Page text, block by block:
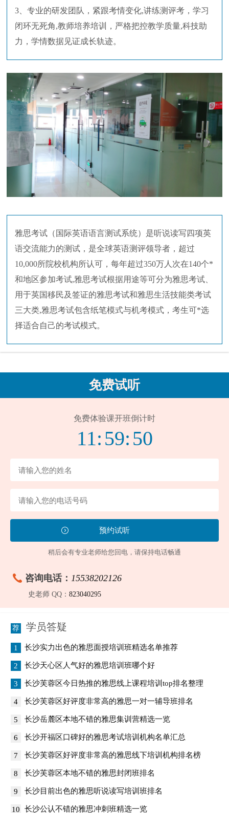
3、专业的研发团队，紧跟考情变化,讲练测评考，学习
闭环无死角,教师培养培训，严格把控教学质量,科技助
力，学情数据见证成长轨迹。
雅思考试（国际英语语言测试系统）是听说读写四项英
语交流能力的测试，是全球英语测评领导者，超过
10,000所院校机构所认可，每年超过350万人次在140个*
和地区参加考试,雅思考试根据用途等可分为雅思考试、
用于英国移民及签证的雅思考试和雅思生活技能类考试
三大类,雅思考试包含纸笔模式与机考模式，考生可*选
择适合自己的考试模式。
免费试听
免费体验课开班倒计时
11: 59: 49
稍后会有专业老师给您回电，请保持电话畅通
咨询电话： 15538202126
史老师 QQ： 823040295
学员答疑
1 长沙实力出色的雅思面授培训班精选名单推荐
2 长沙天心区人气好的雅思培训班哪个好
3 长沙芙蓉区今日热推的雅思线上课程培训top排名整理
4 长沙芙蓉区好评度非常高的雅思一对一辅导班排名
5 长沙岳麓区本地不错的雅思集训营精选一览
6 长沙开福区口碑好的雅思考试培训机构名单汇总
7 长沙芙蓉区好评度非常高的雅思线下培训机构排名榜
8 长沙芙蓉区本地不错的雅思封闭班排名
9 长沙目前出色的雅思听说读写培训班排名
10 长沙公认不错的雅思冲刺班精选一览